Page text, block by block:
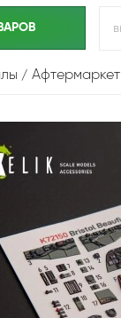
Афтермаркет